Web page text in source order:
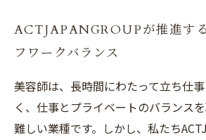
ACTJAPANGROUPが推進す
フワークバランス
美容師は、長時間にわたって立ち仕
く、仕事とプライベートのバランス
難しい業種です。しかし、私たち